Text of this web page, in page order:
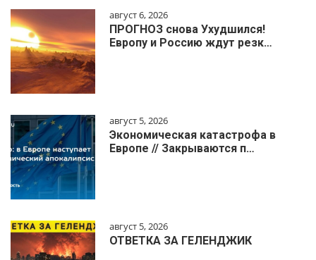
август 6, 2026
ПРОГНОЗ снова Ухудшился!
Европу и Россию ждут резк…
август 5, 2026
Экономическая катастрофа в
Европе // Закрываются п…
август 5, 2026
ОТВЕТКА ЗА ГЕЛЕНДЖИК